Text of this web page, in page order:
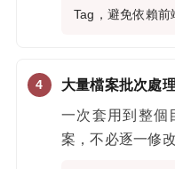
Tag，避免依賴前
大量檔案批次處理
一次套用到整個
案，不必逐一修改